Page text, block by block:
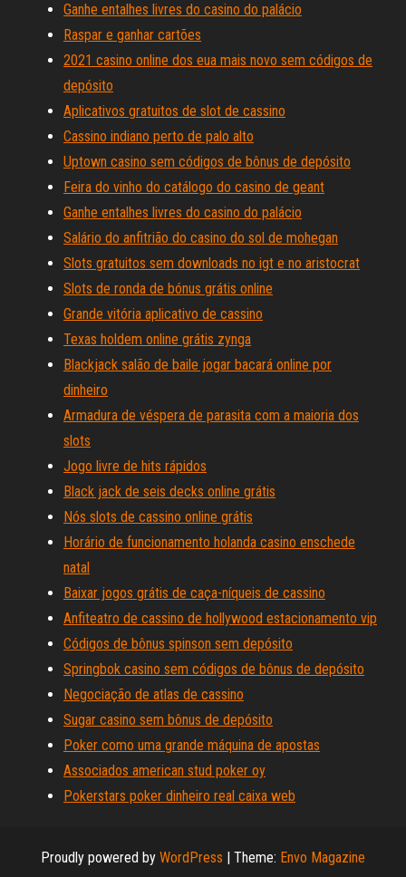
Ganhe entalhes livres do casino do palácio
Raspar e ganhar cartões
2021 casino online dos eua mais novo sem códigos de
depósito
Aplicativos gratuitos de slot de cassino
Cassino indiano perto de palo alto
Uptown casino sem códigos de bônus de depósito
Feira do vinho do catálogo do casino de geant
Ganhe entalhes livres do casino do palácio
Salário do anfitrião do casino do sol de mohegan
Slots gratuitos sem downloads no igt e no aristocrat
Slots de ronda de bónus grátis online
Grande vitória aplicativo de cassino
Texas holdem online grátis zynga
Blackjack salão de baile jogar bacará online por
dinheiro
Armadura de véspera de parasita com a maioria dos
slots
Jogo livre de hits rápidos
Black jack de seis decks online grátis
Nós slots de cassino online grátis
Horário de funcionamento holanda casino enschede
natal
Baixar jogos grátis de caça-níqueis de cassino
Anfiteatro de cassino de hollywood estacionamento vip
Códigos de bônus spinson sem depósito
Springbok casino sem códigos de bônus de depósito
Negociação de atlas de cassino
Sugar casino sem bônus de depósito
Poker como uma grande máquina de apostas
Associados american stud poker oy
Pokerstars poker dinheiro real caixa web
Proudly powered by WordPress | Theme: Envo Magazine